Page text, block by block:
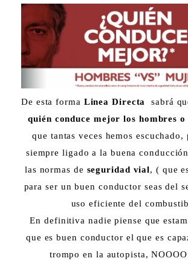
De esta forma Linea Directa
sabrá
quién conduce mejor los hombres
que tantas veces hemos escuchado,
siempre ligado a la buena
las normas de seguridad vial, ( que
para ser un buen conductor seas del
uso eficiente del
En definitiva nadie piense que
que es buen conductor el que es
trompo en la autopista,